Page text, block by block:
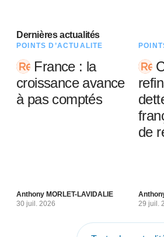
Dernières actualités
POINTS D’ACTUALITÉ
France : la
croissance avance
à pas comptés
Anthony MORLET-LAVIDALIE
30 juil. 2026
de
29 juil.